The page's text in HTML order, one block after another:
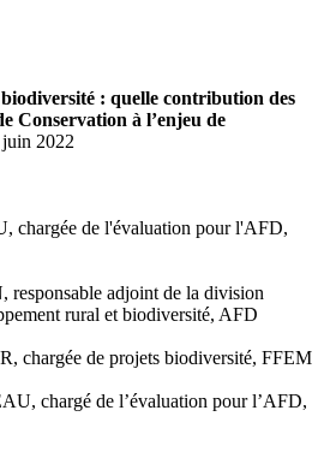
: quelle contribution des
Conservation à l’enjeu de
2022
chargée de l'évaluation pour l'AFD,
adjoint de la division
rural et biodiversité, AFD
chargée de projets biodiversité, FFEM
chargé de l’évaluation pour l’AFD,